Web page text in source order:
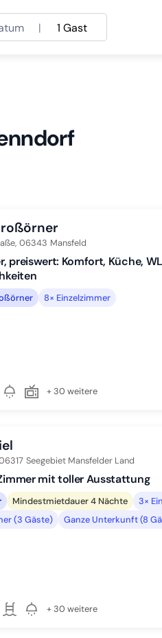
| 1 Gast
06343 Mansfeld
preiswert: Komfort, Küche,
8× Einzelzimmer
+ 30 weitere
Seegebiet Mansfelder Land
mit toller Ausstattung
Mindestmietdauer 4 Nächte 3×
(3 Gäste)
Ganze Unterkunft (8
+ 30 weitere